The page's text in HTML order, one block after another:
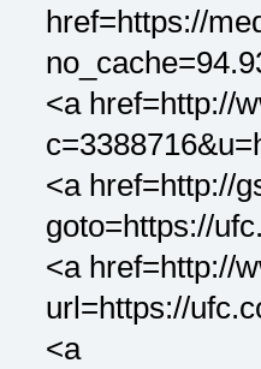
href=https://
<a href=http://
<a href=http://
goto=https://
<a href=http://
url=https://
<a